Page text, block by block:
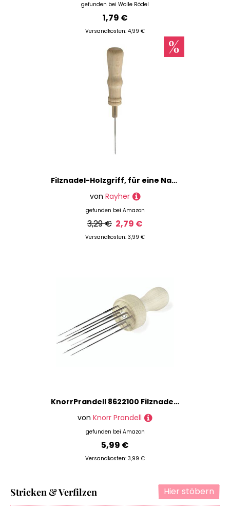
vorbei - dort findest Du jede Menge
Inspirationen für Dein nächstes Projekt.
gefunden bei Wolle Rödel
1,79 €
Versandkosten: 4,99 €
Filznadel-Holzgriff, für eine Nadel, ca. 6,7cm lang
von Rayher
gefunden bei Amazon
3,29 € 2,79 €
Versandkosten: 3,99 €
KnorrPrandell 8622100 Filznadelgriff
von Knorr Prandell
gefunden bei Amazon
5,99 €
Versandkosten: 3,99 €
Hier stöbern
Stricken & Verfilzen